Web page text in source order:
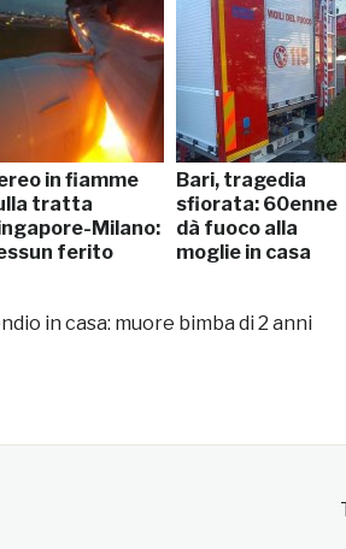
in fiamme
tratta
Milano:
ferito
Bari, tragedia
sfiorata: 60enne
dà fuoco alla
moglie in casa
in casa: muore bimba di 2 anni